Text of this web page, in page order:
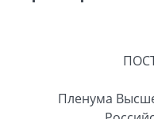
Пленума